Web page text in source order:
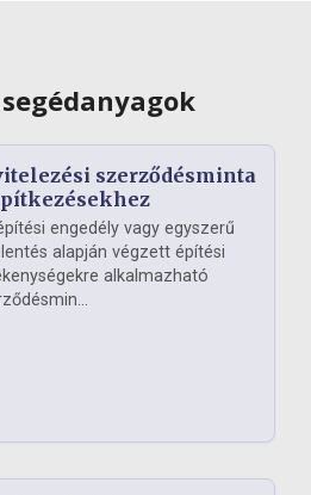
szerződésminta
engedély vagy egyszerű
alapján végzett építési
alkalmazható